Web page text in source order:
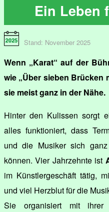
Ein Leben
Stand: November 2025
Wenn „Karat“ auf der
wie „Über sieben Brücken
sie meist ganz in der Nähe.
Hinter den Kulissen sorgt
alles funktioniert, dass
und die Musiker sich
können. Vier Jahrzehnte ist
im Künstlergeschäft tätig,
und viel Herzblut für die
Sie organisiert mit ihrer